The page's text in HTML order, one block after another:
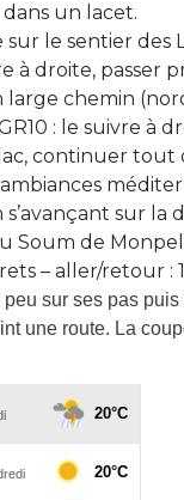
un lacet.
le sentier des
à droite, passer
chemin
: le suivre à
continuer tout
ambiances
sur
Soum de
– aller/retour :
sur ses pas
une route. La